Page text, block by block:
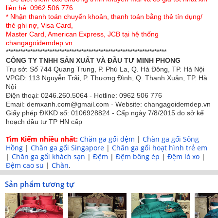
Chất liệu lụa mềm mịn cao cấp
Mô tả sản phẩm:
Bộ chăn ga gối lụa Singapore Luxury 6 món với phong
cách sang trọng sẽ rất phù hợp với không gian thiết kế
hiện đại. Sản phẩm được thiết kế và sản xuất theo tiêu
chuẩn Châu Âu với những chất liệu lụa cao cấp sợi vải
mịn màng, không xù xước, không bụi vải, cực bền màu.
Sản phẩm có nguồn gốc thiên nhiên, mềm mại với làn da,
khả năng thấm hút mồ hôi, kháng khuẩn, bảo vệ sức
liên hệ: 0962 506 776
* Nhận thanh toán chuyển khoản, thanh toán bằng thẻ tín dụng/
thẻ ghi nợ, Visa Card,
Master Card, American Express, JCB tại hệ thống
changagoidemdep.vn
******************************************************************
CÔNG TY TNHH SẢN XUẤT VÀ ĐẦU TƯ MINH PHONG
Trụ sở: Số 744 Quang Trung, P. Phú La, Q. Hà Đông, TP. Hà Nội
VPGD: 113 Nguyễn Trãi, P. Thượng Đình, Q. Thanh Xuân, TP. Hà
Nội
Điện thoại: 0246.260.5064 - Hotline: 0962 506 776
Email: demxanh.com@gmail.com - Website: changagoidemdep.vn
Giấy phép ĐKKD số: 0106928824 - Cấp ngày 7/8/2015 do sở kế
hoạch đầu tư TP HN cấp
Tìm Kiếm nhiều nhất: Chăn ga gối đệm | Chăn ga gối Sông
Hồng | Chăn ga gối Singapore | Chăn ga gối hoạt hình trẻ em
| Chăn ga gối khách sạn | Đệm | Đệm bông ép | Đệm lò xo |
Đệm cao su | Chăn.
Sản phẩm tương tự